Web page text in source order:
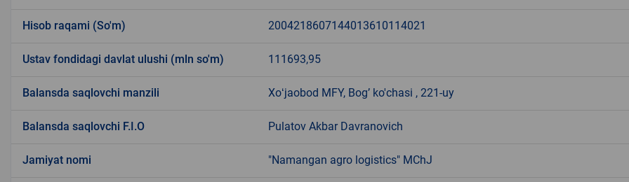
Hisob raqami (So'm) 2004218607144013610114021
Ustav fondidagi davlat ulushi (mln so'm) 111693,95
Balansda saqlovchi manzili Xoʻjaobod MFY, Bogʼ ko'chasi , 221-uy
Balansda saqlovchi F.I.O Pulatov Akbar Davranovich
Jamiyat nomi "Namangan agro logistics" MChJ